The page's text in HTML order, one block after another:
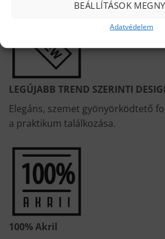
BEÁLLÍTÁSOK
Adatvédelem
LEGÚJABB TREND SZERINTI
Elegáns, szemet gyönyörködtető
a praktikum találkozása.
100% Akril